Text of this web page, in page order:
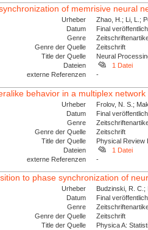
of memrisive neural
Urheber
Zhao, H.; Li, L.;
Datum
Final
Genre
Genre der Quelle
Zeitschrift
Title der Quelle
Neural
Dateien
1 Datei
externe Referenzen
-
behavior in a multiplex network
Urheber
Frolov, N. S.;
Datum
Final
Genre
Genre der Quelle
Zeitschrift
Title der Quelle
Physical Review
Dateien
1 Datei
externe Referenzen
-
to phase synchronization of
Urheber
Budzinski, R. C.;
Datum
Final
Genre
Genre der Quelle
Zeitschrift
Title der Quelle
Physica A: